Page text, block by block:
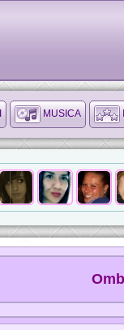
MUSICA